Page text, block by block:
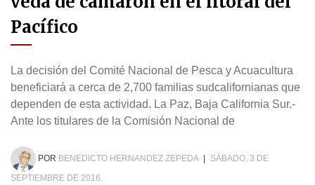
Pacífico
La decisión del Comité Nacional de Pesca y Acuacultura
beneficiará a cerca de 2,700 familias sudcalifornianas que
dependen de esta actividad. La Paz, Baja California Sur.-
Ante los titulares de la Comisión Nacional de
POR BENEDICTO HERNANDEZ ZEPEDA
SÁBADO, 3 DE
SEPTIEMBRE DE 2016.